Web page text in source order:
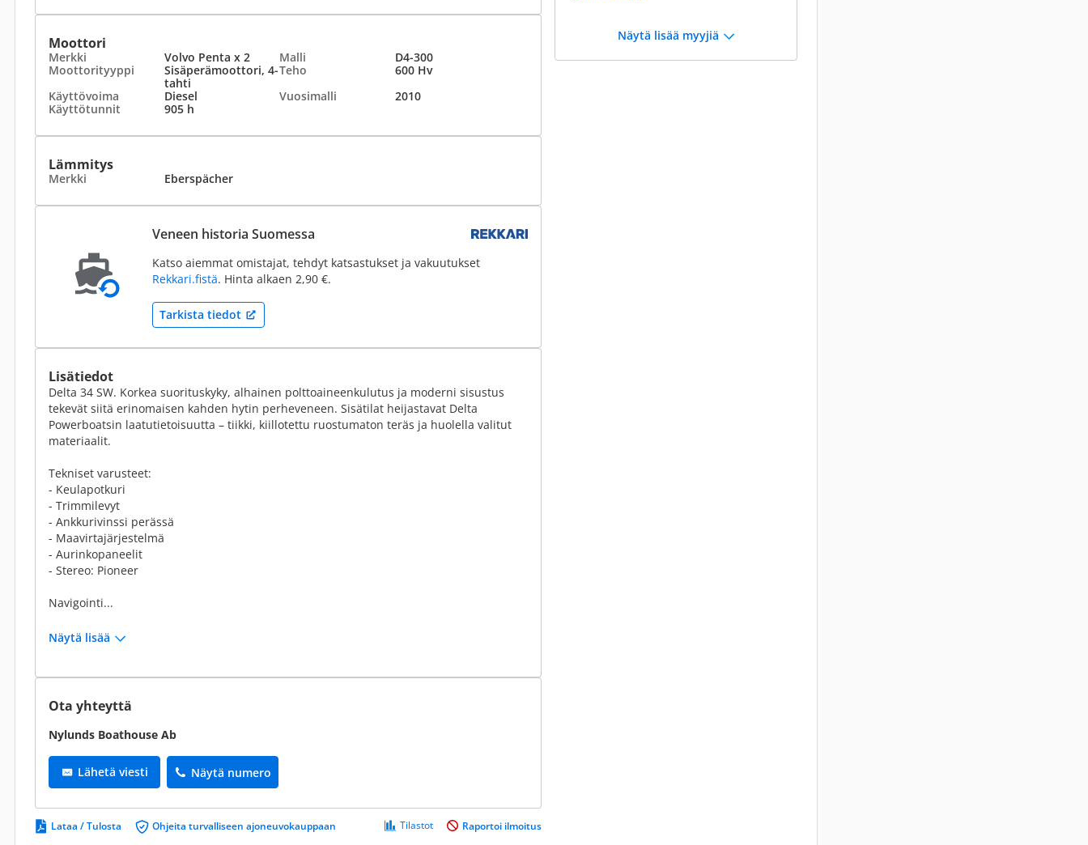
Moottori
Merkki Volvo Penta x 2 Malli
D4-300
Moottorityyppi
Sisäperämoottori, 4-
tahti
Teho
600 Hv
Käyttövoima
Diesel Vuosimalli
2010
Käyttötunnit
905 h
Lämmitys
Merkki Eberspächer
Veneen historia Suomessa
Katso aiemmat omistajat, tehdyt katsastukset ja vakuutukset
Rekkari.fistä. Hinta alkaen 2,90 €.
Tarkista tiedot
Lisätiedot
Delta 34 SW. Korkea suorituskyky, alhainen polttoaineenkulutus ja moderni sisustus
tekevät siitä erinomaisen kahden hytin perheveneen. Sisätilat heijastavat Delta
Powerboatsin laatutietoisuutta – tiikki, kiillotettu ruostumaton teräs ja huolella valitut
materiaalit.
Tekniset varusteet:
- Keulapotkuri
- Trimmilevyt
- Ankkurivinssi perässä
- Maavirtajärjestelmä
- Aurinkopaneelit
- Stereo: Pioneer
Navigointi...
Näytä lisää
Ota yhteyttä
Nylunds Boathouse Ab
Lähetä viesti Näytä numero
Lataa / Tulosta Ohjeita turvalliseen ajoneuvokauppaan Tilastot Raportoi ilmoitus
Näytä lisää myyjiä